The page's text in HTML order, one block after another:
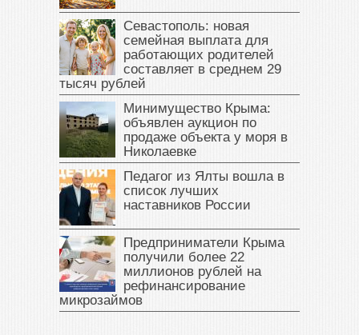
Севастополь: новая
семейная выплата для
работающих родителей
составляет в среднем 29
тысяч рублей
Минимущество Крыма:
объявлен аукцион по
продаже объекта у моря в
Николаевке
Педагог из Ялты вошла в
список лучших
наставников России
Предприниматели Крыма
получили более 22
миллионов рублей на
рефинансирование
микрозаймов